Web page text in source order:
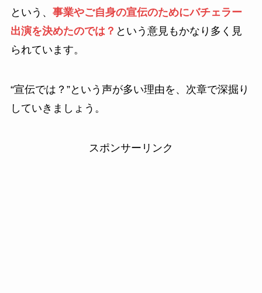
という、 事業やご自身の宣伝のためにバチェラー
出演を決めたのでは？ という意見もかなり多く見
られています。
“宣伝では？”という声が多い理由を、次章で深掘り
していきましょう。
スポンサーリンク